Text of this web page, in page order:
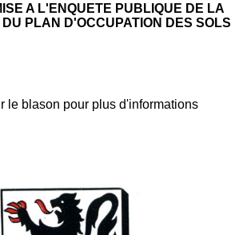
A L'ENQUETE PUBLIQUE DE LA
DU PLAN D'OCCUPATION DES SOLS
le blason pour plus d'informations